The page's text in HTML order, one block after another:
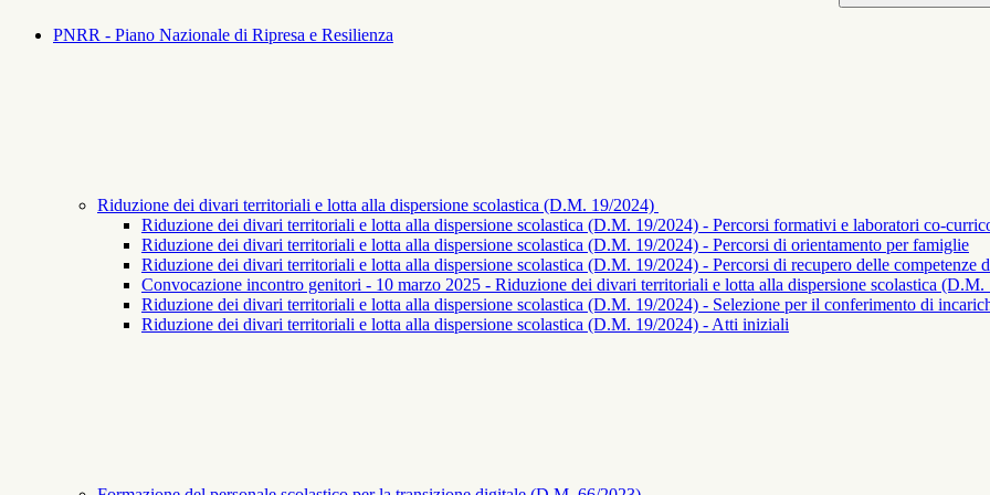
PNRR - Piano Nazionale di Ripresa e Resilienza
Riduzione dei divari territoriali e lotta alla dispersione scolastica (D.M. 19/2024)
Riduzione dei divari territoriali e lotta alla dispersione scolastica (D.M. 19/2024) - Percorsi formativi e laboratori co-
Riduzione dei divari territoriali e lotta alla dispersione scolastica (D.M. 19/2024) - Percorsi di orientamento per famiglie
Riduzione dei divari territoriali e lotta alla dispersione scolastica (D.M. 19/2024) - Percorsi di recupero delle competenze
Convocazione incontro genitori - 10 marzo 2025 - Riduzione dei divari territoriali e lotta alla dispersione scolastica (D.M.
Riduzione dei divari territoriali e lotta alla dispersione scolastica (D.M. 19/2024) - Selezione per il conferimento di
Riduzione dei divari territoriali e lotta alla dispersione scolastica (D.M. 19/2024) - Atti iniziali